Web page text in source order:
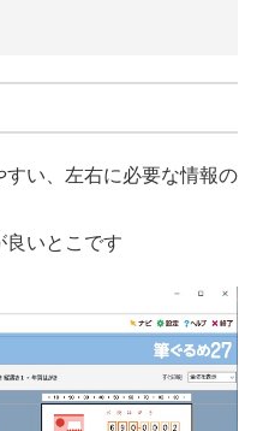
い、左右に必要な情報の
良いとこです